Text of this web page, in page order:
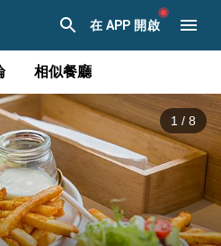
在 APP 開啟
相似餐廳
1 / 8